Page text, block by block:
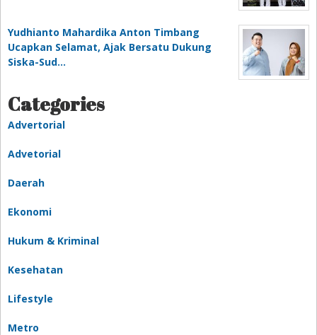
Yudhianto Mahardika Anton Timbang
Ucapkan Selamat, Ajak Bersatu Dukung
Siska-Sud…
Categories
Advertorial
Advetorial
Daerah
Ekonomi
Hukum & Kriminal
Kesehatan
Lifestyle
Metro